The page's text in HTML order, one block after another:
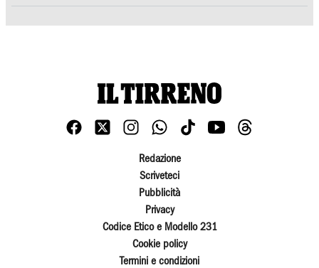
Redazione
Scriveteci
Pubblicità
Privacy
Codice Etico e Modello 231
Cookie policy
Termini e condizioni